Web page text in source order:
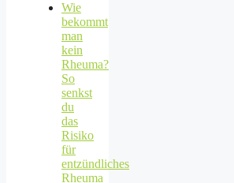
Wie
bekommt
man
kein
Rheuma?
So
senkst
du
das
Risiko
für
entzündliches
Rheuma